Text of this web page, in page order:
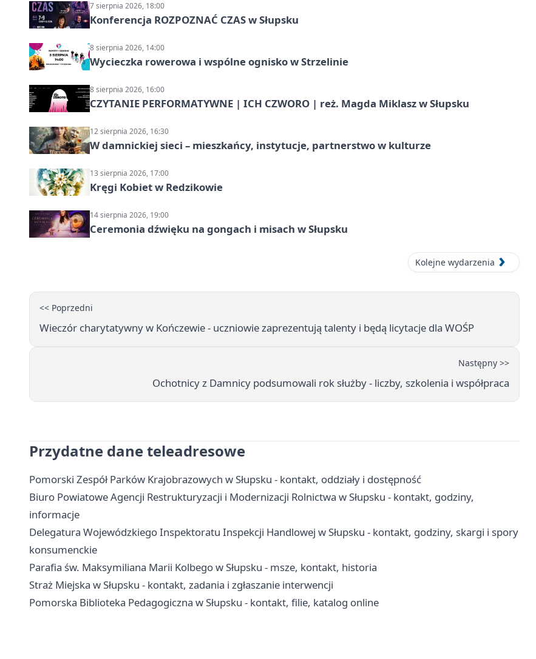
7 sierpnia 2026, 18:00
Konferencja ROZPOZNAĆ CZAS w Słupsku
8 sierpnia 2026, 14:00
Wycieczka rowerowa i wspólne ognisko w Strzelinie
8 sierpnia 2026, 16:00
CZYTANIE PERFORMATYWNE | ICH CZWORO | reż. Magda Miklasz w Słupsku
12 sierpnia 2026, 16:30
W damnickiej sieci – mieszkańcy, instytucje, partnerstwo w kulturze
13 sierpnia 2026, 17:00
Kręgi Kobiet w Redzikowie
14 sierpnia 2026, 19:00
Ceremonia dźwięku na gongach i misach w Słupsku
Kolejne wydarzenia
<< Poprzedni
Wieczór charytatywny w Kończewie - uczniowie zaprezentują talenty i będą licytacje dla WOŚP
Następny >>
Ochotnicy z Damnicy podsumowali rok służby - liczby, szkolenia i współpraca
Przydatne dane teleadresowe
Pomorski Zespół Parków Krajobrazowych w Słupsku - kontakt, oddziały i dostępność
Biuro Powiatowe Agencji Restrukturyzacji i Modernizacji Rolnictwa w Słupsku - kontakt, godziny,
informacje
Delegatura Wojewódzkiego Inspektoratu Inspekcji Handlowej w Słupsku - kontakt, godziny, skargi i spory
konsumenckie
Parafia św. Maksymiliana Marii Kolbego w Słupsku - msze, kontakt, historia
Straż Miejska w Słupsku - kontakt, zadania i zgłaszanie interwencji
Pomorska Biblioteka Pedagogiczna w Słupsku - kontakt, filie, katalog online